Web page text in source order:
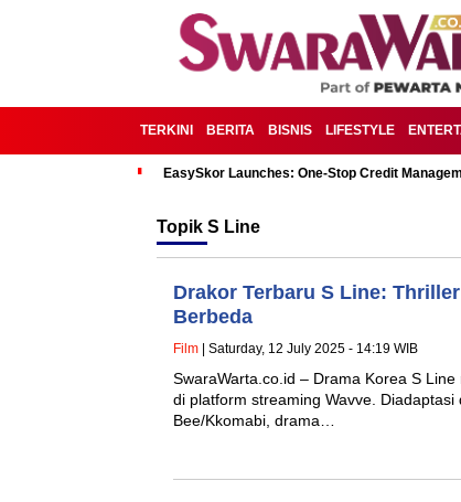
TERKINI BERITA BISNIS LIFESTYLE
EasySkor Launches: One-Stop Credit
Topik S Line
Drakor Terbaru S Line:
Berbeda
Film | Saturday, 12 July 2025 - 14:19 WIB
SwaraWarta.co.id – Drama Korea S
di platform streaming Wavve.
Bee/Kkomabi, drama…